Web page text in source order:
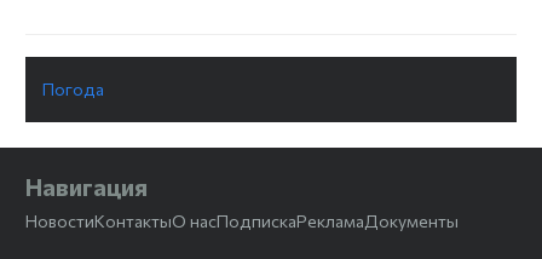
Погода
Навигация
НовостиКонтактыО насПодпискаРекламаДокументы